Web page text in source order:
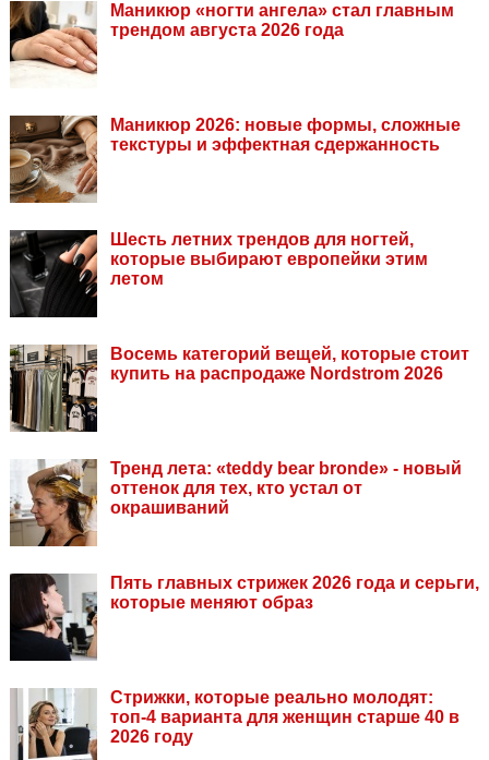
Маникюр «ногти ангела» стал главным
трендом августа 2026 года
Маникюр 2026: новые формы, сложные
текстуры и эффектная сдержанность
Шесть летних трендов для ногтей,
которые выбирают европейки этим
летом
Восемь категорий вещей, которые стоит
купить на распродаже Nordstrom 2026
Тренд лета: «teddy bear bronde» - новый
оттенок для тех, кто устал от
окрашиваний
Пять главных стрижек 2026 года и серьги,
которые меняют образ
Стрижки, которые реально молодят:
топ-4 варианта для женщин старше 40 в
2026 году